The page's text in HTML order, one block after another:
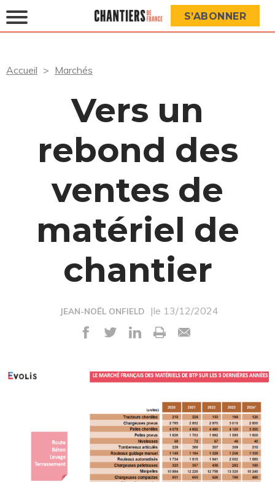
S’ABONNER
Accueil Marchés
Vers un
rebond des
ventes de
matériel de
chantier
JEAN-NOËL ONFIELD |le 13/12/2024